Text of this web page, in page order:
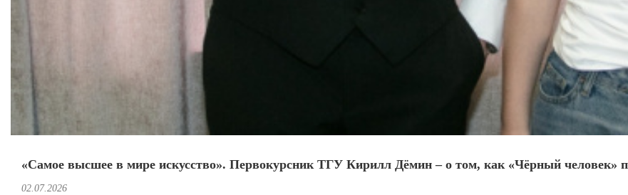
«Самое высшее в мире искусство». Первокурсник ТГУ Кирилл Дёмин – о том, как «Чёрный человек»
02.07.2026